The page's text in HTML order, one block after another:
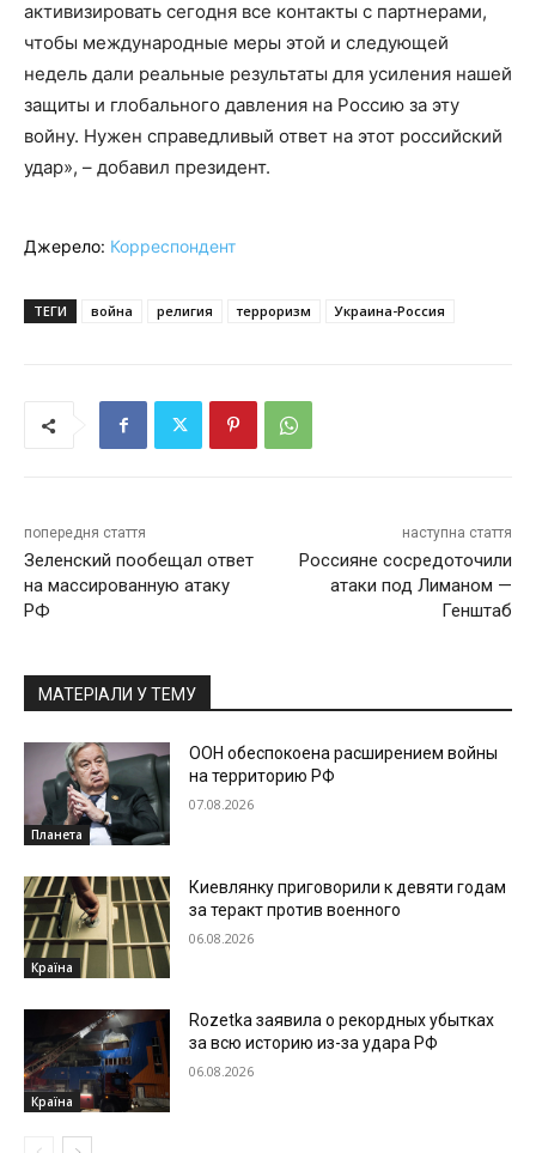
активизировать сегодня все контакты с партнерами,
чтобы международные меры этой и следующей
недель дали реальные результаты для усиления нашей
защиты и глобального давления на Россию за эту
войну. Нужен справедливый ответ на этот российский
удар», – добавил президент.
Джерело: Корреспондент
ТЕГИ война религия терроризм Украина-Россия
попередня стаття
Зеленский пообещал ответ
на массированную атаку
РФ
наступна стаття
Россияне сосредоточили
атаки под Лиманом —
Генштаб
МАТЕРІАЛИ У ТЕМУ
Планета
ООН обеспокоена расширением войны
на территорию РФ
07.08.2026
Країна
Киевлянку приговорили к девяти годам
за теракт против военного
06.08.2026
Країна
Rozetka заявила о рекордных убытках
за всю историю из-за удара РФ
06.08.2026